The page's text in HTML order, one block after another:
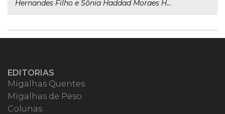
Hernandes Filho e Sônia Haddad Moraes H...
EDITORIAS
Migalhas Quentes
Migalhas de Peso
Colunas